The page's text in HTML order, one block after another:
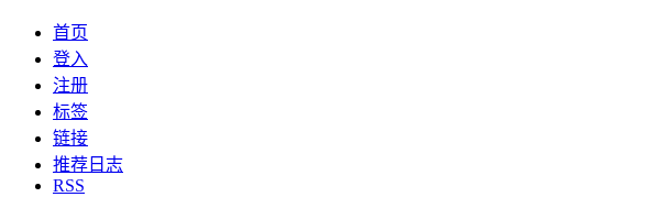
首页
登入
注册
标签
链接
推荐日志
RSS